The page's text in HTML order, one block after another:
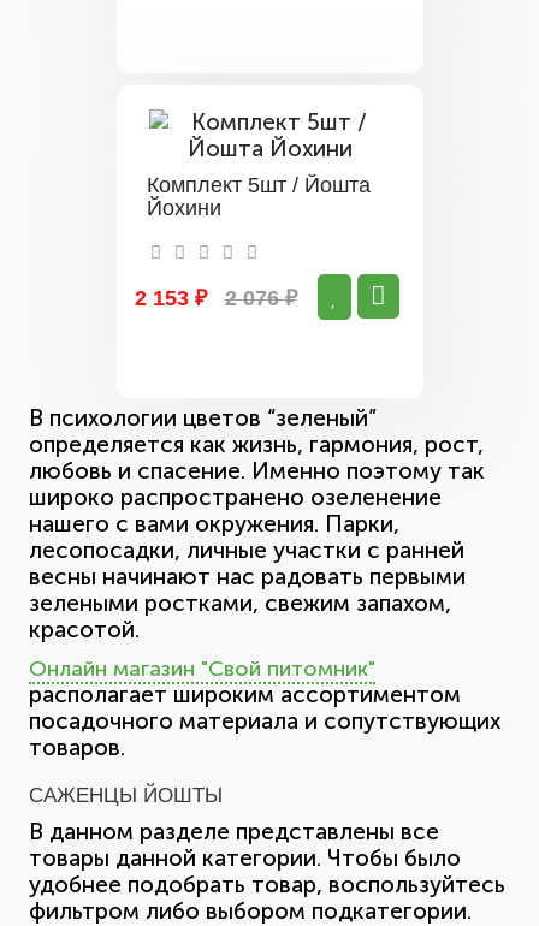
Комплект 5шт / Йошта
Йохини
2 153 ₽ 2 076 ₽
В психологии цветов “зеленый”
определяется как жизнь, гармония, рост,
любовь и спасение. Именно поэтому так
широко распространено озеленение
нашего с вами окружения. Парки,
лесопосадки, личные участки с ранней
весны начинают нас радовать первыми
зелеными ростками, свежим запахом,
красотой.
Онлайн магазин "Свой питомник"
располагает широким ассортиментом
посадочного материала и сопутствующих
товаров.
САЖЕНЦЫ ЙОШТЫ
В данном разделе представлены все
товары данной категории. Чтобы было
удобнее подобрать товар, воспользуйтесь
фильтром либо выбором подкатегории.